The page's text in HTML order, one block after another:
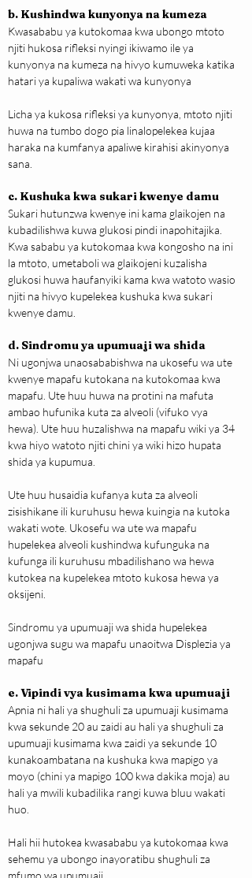
b. Kushindwa kunyonya na kumeza
Kwasababu ya kutokomaa kwa ubongo mtoto
njiti hukosa rifleksi nyingi ikiwamo ile ya
kunyonya na kumeza na hivyo kumuweka katika
hatari ya kupaliwa wakati wa kunyonya
Licha ya kukosa rifleksi ya kunyonya, mtoto njiti
huwa na tumbo dogo pia linalopelekea kujaa
haraka na kumfanya apaliwe kirahisi akinyonya
sana.
c. Kushuka kwa sukari kwenye damu
Sukari hutunzwa kwenye ini kama glaikojen na
kubadilishwa kuwa glukosi pindi inapohitajika.
Kwa sababu ya kutokomaa kwa kongosho na ini
la mtoto, umetaboli wa glaikojeni kuzalisha
glukosi huwa haufanyiki kama kwa watoto wasio
njiti na hivyo kupelekea kushuka kwa sukari
kwenye damu.
d. Sindromu ya upumuaji wa shida
Ni ugonjwa unaosababishwa na ukosefu wa ute
kwenye mapafu kutokana na kutokomaa kwa
mapafu. Ute huu huwa na protini na mafuta
ambao hufunika kuta za alveoli (vifuko vya
hewa). Ute huu huzalishwa na mapafu wiki ya 34
kwa hiyo watoto njiti chini ya wiki hizo hupata
shida ya kupumua.
Ute huu husaidia kufanya kuta za alveoli
zisishikane ili kuruhusu hewa kuingia na kutoka
wakati wote. Ukosefu wa ute wa mapafu
hupelekea alveoli kushindwa kufunguka na
kufunga ili kuruhusu mbadilishano wa hewa
kutokea na kupelekea mtoto kukosa hewa ya
oksijeni.
Sindromu ya upumuaji wa shida hupelekea
ugonjwa sugu wa mapafu unaoitwa Displezia ya
mapafu
e. Vipindi vya kusimama kwa upumuaji
Apnia ni hali ya shughuli za upumuaji kusimama
kwa sekunde 20 au zaidi au hali ya shughuli za
upumuaji kusimama kwa zaidi ya sekunde 10
kunakoambatana na kushuka kwa mapigo ya
moyo (chini ya mapigo 100 kwa dakika moja) au
hali ya mwili kubadilika rangi kuwa bluu wakati
huo.
Hali hii hutokea kwasababu ya kutokomaa kwa
sehemu ya ubongo inayoratibu shughuli za